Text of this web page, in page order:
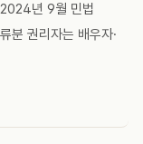
년 9월 민법
분 권리자는 배우자·